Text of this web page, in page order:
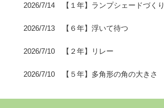
2026/7/14 【１年】ランプシェードづくり
2026/7/13 【６年】浮いて待つ
2026/7/10 【２年】リレー
2026/7/10 【５年】多角形の角の大きさ